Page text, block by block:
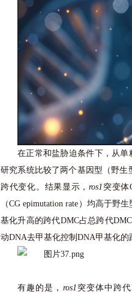
在正常和盐胁迫条件下，从单
研究系统比较了两个基因型（野生
跨代变化。结果显示，ros1 突变体
（CG epimutation rate）均高于野
基化升高的跨代DMC占总跨代
动DNA去甲基化控制DNA甲基化的
有趣的是， ros1 突变体中跨代